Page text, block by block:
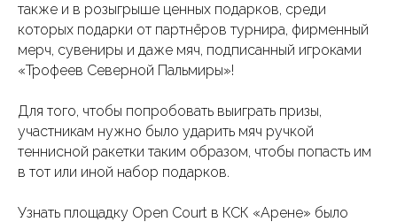
также и в розыгрыше ценных подарков, среди
которых подарки от партнёров турнира, фирменный
мерч, сувениры и даже мяч, подписанный игроками
«Трофеев Северной Пальмиры»!
Для того, чтобы попробовать выиграть призы,
участникам нужно было ударить мяч ручкой
теннисной ракетки таким образом, чтобы попасть им
в тот или иной набор подарков.
Узнать площадку Open Court в КСК «Арене» было